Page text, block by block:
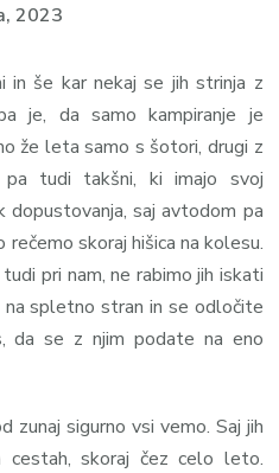
2023
in še kar nekaj se jih strinja z
je, da samo kampiranje je
že leta samo s šotori, drugi z
pa tudi takšni, ki imajo svoj
saj avtodom pa
skoraj hišica na kolesu.
pri nam, ne rabimo jih iskati
spletno stran in se odločite
da se z njim podate na eno
zunaj sigurno vsi vemo. Saj jih
cestah, skoraj čez celo leto.